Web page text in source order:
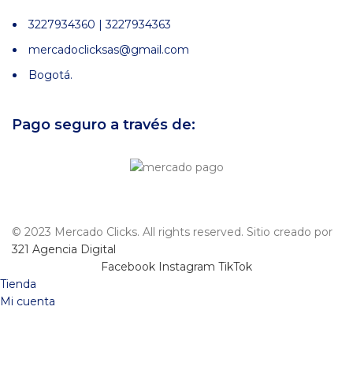
3227934360 | 3227934363
mercadoclicksas@gmail.com
Bogotá.
Pago seguro a través de:
© 2023 Mercado Clicks. All rights reserved. Sitio creado por
321 Agencia Digital
Facebook Instagram TikTok
Tienda
Mi cuenta